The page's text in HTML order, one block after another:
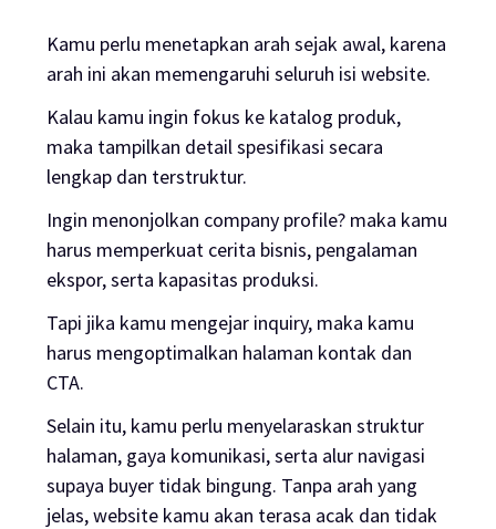
Kamu perlu menetapkan arah sejak awal, karena
arah ini akan memengaruhi seluruh isi website.
Kalau kamu ingin fokus ke katalog produk,
maka tampilkan detail spesifikasi secara
lengkap dan terstruktur.
Ingin menonjolkan company profile? maka kamu
harus memperkuat cerita bisnis, pengalaman
ekspor, serta kapasitas produksi.
Tapi jika kamu mengejar inquiry, maka kamu
harus mengoptimalkan halaman kontak dan
CTA.
Selain itu, kamu perlu menyelaraskan struktur
halaman, gaya komunikasi, serta alur navigasi
supaya buyer tidak bingung. Tanpa arah yang
jelas, website kamu akan terasa acak dan tidak